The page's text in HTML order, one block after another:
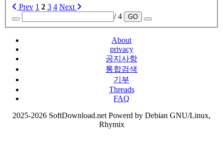
Prev 1 2 3 4 Next
/ 4
GO
About
privacy
공지사항
통합검색
기부
Threads
FAQ
2025-2026 SoftDownload.net Powerd by Debian GNU/Linux,
Rhymix